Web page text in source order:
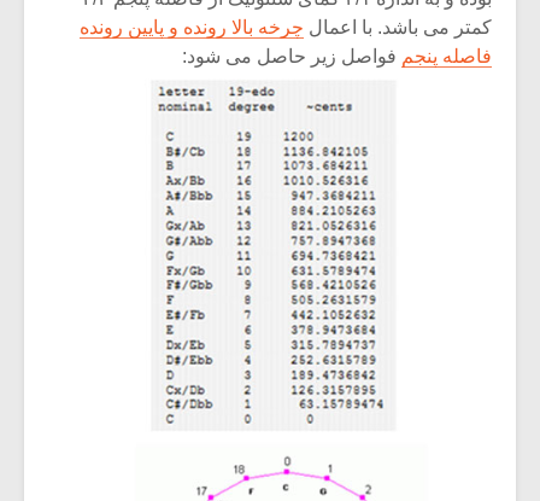
کمتر می باشد. با اعمال چرخه بالا رونده و پایین رونده
فاصله پنجم فواصل زیر حاصل می شود: